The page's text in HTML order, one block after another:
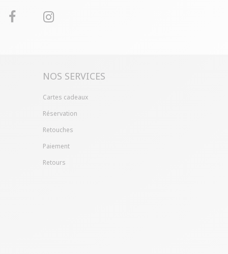
NOS SERVICES
Cartes cadeaux
Réservation
Retouches
Paiement
Retours